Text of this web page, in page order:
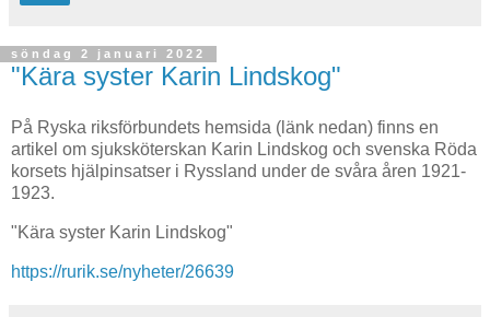
söndag 2 januari 2022
"Kära syster Karin Lindskog"
På Ryska riksförbundets hemsida (länk nedan) finns en
artikel om sjuksköterskan Karin Lindskog och svenska Röda
korsets hjälpinsatser i Ryssland under de svåra åren 1921-
1923.
"Kära syster Karin Lindskog"
https://rurik.se/nyheter/26639